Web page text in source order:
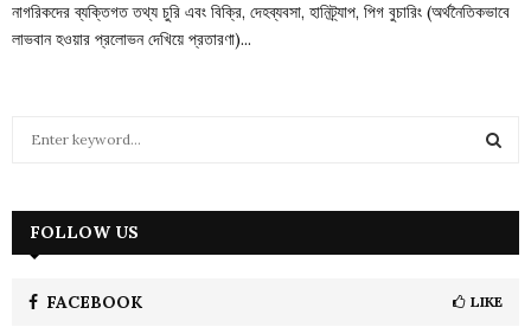
নাগরিকদের ব্যক্তিগত তথ্য চুরি এবং বিক্রি, দেহব্যবসা, হানিট্র্যাপ, পিগ বুচারিং (অর্থনৈতিকভাবে
লাভবান হওয়ার প্রলোভন দেখিয়ে প্রতারণা)...
h
FOLLOW US
FACEBOOK LIKE